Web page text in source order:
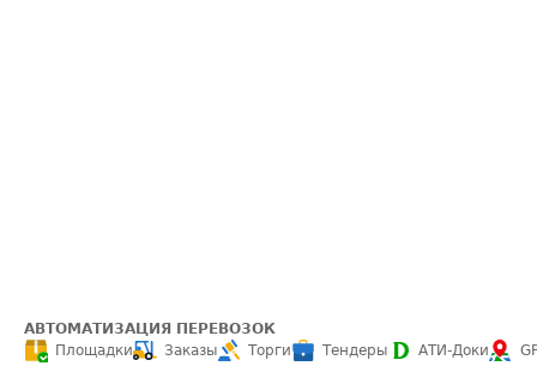
АВТОМАТИЗАЦИЯ ПЕРЕВОЗОК
Площадки
Заказы Торги Тендеры АТИ-Доки